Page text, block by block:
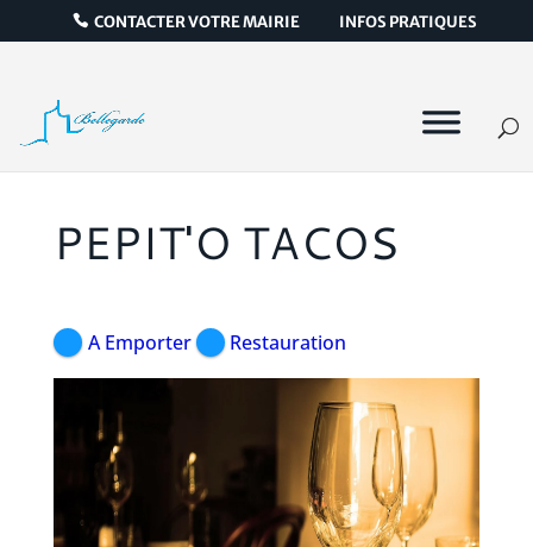
CONTACTER VOTRE MAIRIE INFOS PRATIQUES
PEPIT'O TACOS
A Emporter Restauration